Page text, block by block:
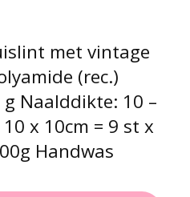
met vintage
(rec.)
Naalddikte: 10 –
x 10cm = 9 st x
Handwas